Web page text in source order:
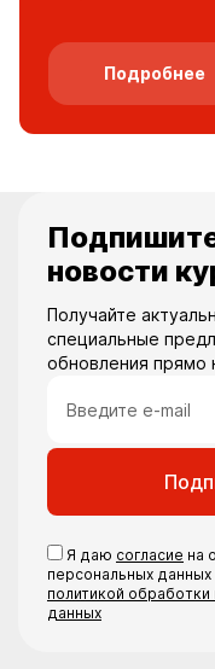
Подробнее
новости
Получайте
специальные
обновления прямо
Я даю согласие на
персональных
политикой
данных